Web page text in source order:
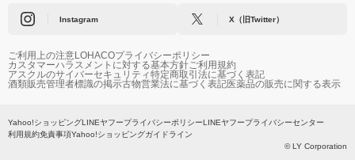
Instagram X（旧Twitter）
ご利用上の注意LOHACOプライバシーポリシー
カスタマーハラスメントに対する基本方針ご利用規約
アスクルのサイバーセキュリティ特定商取引法に基づく表記
酒類販売管理者標識の掲示古物営業法に基づく表記医薬品の販売に関する表示
Yahoo!ショッピングLINEヤフープライバシーポリシーLINEヤフープライバシーセンター
利用規約免責事項Yahoo!ショッピングガイドライン
© LY Corporation